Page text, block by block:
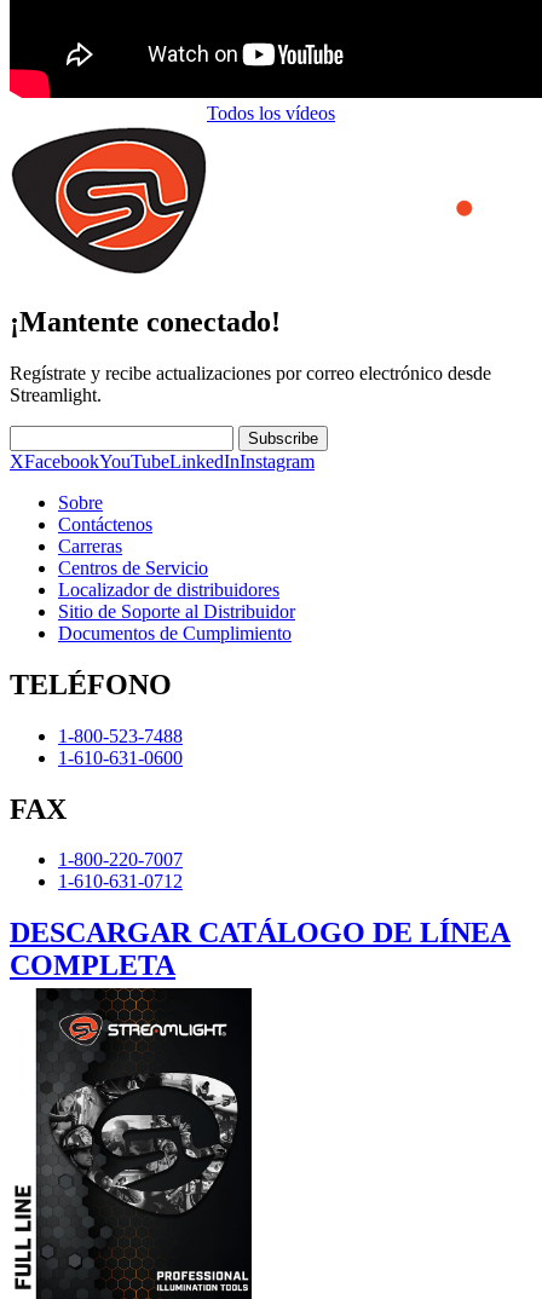
Todos los vídeos
¡Mantente conectado!
Regístrate y recibe actualizaciones por correo electrónico desde
Streamlight.
Subscribe
XFacebookYouTubeLinkedInInstagram
Sobre
Contáctenos
Carreras
Centros de Servicio
Localizador de distribuidores
Sitio de Soporte al Distribuidor
Documentos de Cumplimiento
TELÉFONO
1-800-523-7488
1-610-631-0600
FAX
1-800-220-7007
1-610-631-0712
DESCARGAR CATÁLOGO DE LÍNEA
COMPLETA